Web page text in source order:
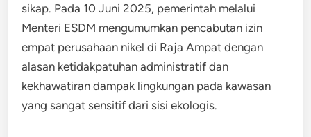
sikap. Pada 10 Juni 2025, pemerintah melalui
Menteri ESDM mengumumkan pencabutan izin
empat perusahaan nikel di Raja Ampat dengan
alasan ketidakpatuhan administratif dan
kekhawatiran dampak lingkungan pada kawasan
yang sangat sensitif dari sisi ekologis.